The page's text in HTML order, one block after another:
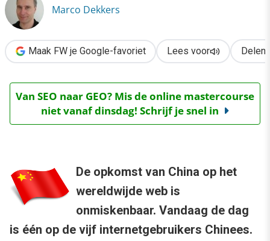
Marco Dekkers
Maak FW je Google-favoriet Lees voor Delen
Van SEO naar GEO? Mis de online mastercourse
niet vanaf dinsdag! Schrijf je snel in
De opkomst van China op het
wereldwijde web is
onmiskenbaar. Vandaag de dag
is één op de vijf internetgebruikers Chinees.